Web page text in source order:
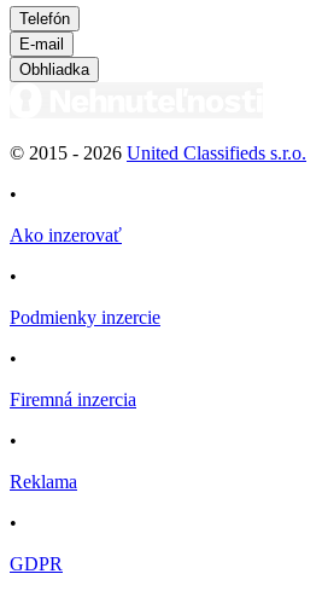
Telefón
E-mail
Obhliadka
© 2015 - 2026 United Classifieds s.r.o.
•
Ako inzerovať
•
Podmienky inzercie
•
Firemná inzercia
•
Reklama
•
GDPR